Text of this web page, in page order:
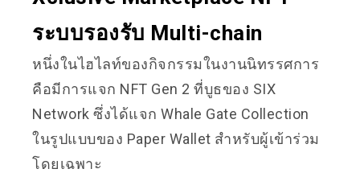
ระบบรองรับ Multi-chain
หนึ่งในไฮไลท์ของกิจกรรมในงานนิทรรศการ
คือมีการแจก NFT Gen 2 ที่บูธของ SIX
Network ซึ่งได้แจก Whale Gate Collection
ในรูปแบบของ Paper Wallet สำหรับผู้เข้าร่วม
โดยเฉพาะ